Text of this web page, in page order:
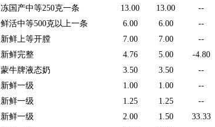
冻国产中等250克一条 13.00 13.00 --
鲜活中等500克以上一条 6.00 6.00 --
新鲜上等开膛 7.00 7.00 --
新鲜完整 4.76 5.00 -4.80
蒙牛牌液态奶 3.50 3.50 --
新鲜一级 1.00 1.00 --
新鲜一级 1.25 1.25 --
新鲜一级 2.00 1.50 33.33